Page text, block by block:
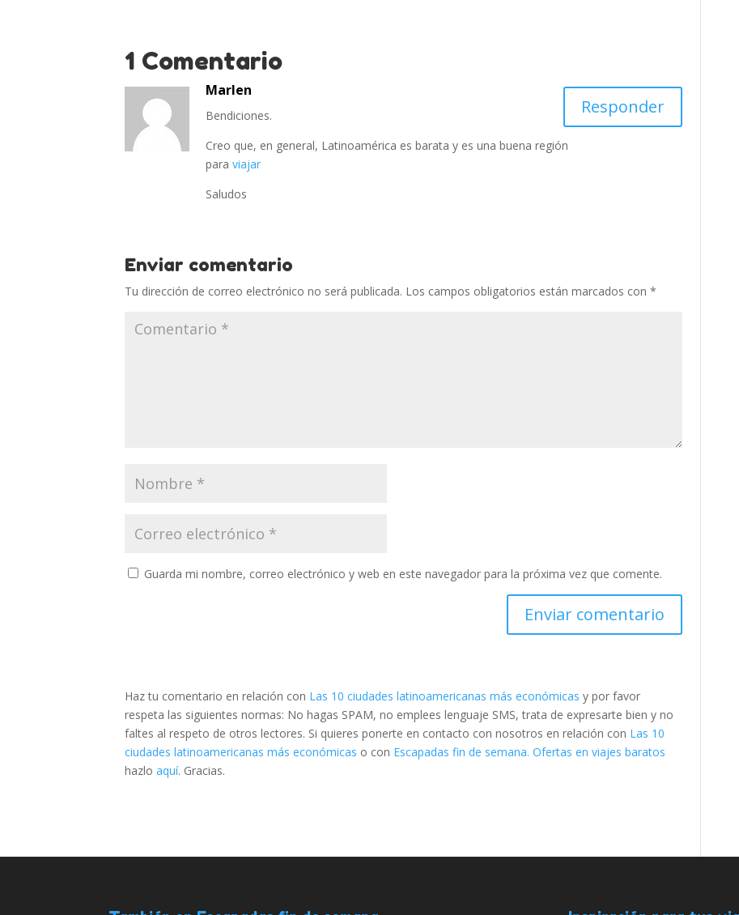
1 Comentario
Marlen
Bendiciones.
Creo que, en general, Latinoamérica es barata y es una buena región
paraviajar
Saludos
Responder
Enviar comentario
Tu dirección de correo electrónico no será publicada. Los campos obligatorios están marcados con*
Guarda mi nombre, correo electrónico y web en este navegador para la próxima vez que comente.
Haz tu comentario en relación con Las 10 ciudades latinoamericanas más económicas y por favor
respeta las siguientes normas: No hagas SPAM, no emplees lenguaje SMS, trata de expresarte bien y no
faltes al respeto de otros lectores. Si quieres ponerte en contacto con nosotros en relación con Las 10
ciudades latinoamericanas más económicas o con Escapadas fin de semana. Ofertas en viajes baratos
hazloaquí. Gracias.